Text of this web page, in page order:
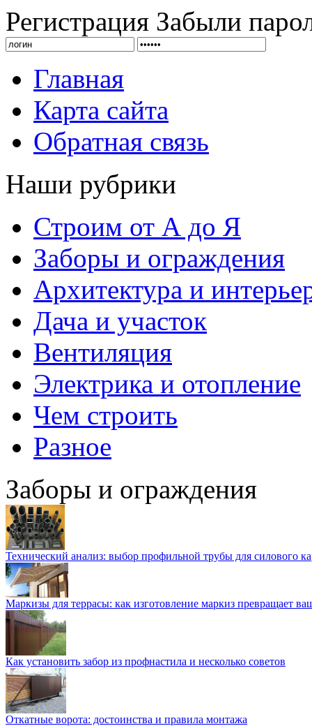
Регистрация Забыли
Главная
Карта сайта
Обратная связь
Наши рубрики
Строим от А до Я
Заборы и ограждения
Архитектура и
Дача и участок
Вентиляция
Электрика и отопление
Чем строить
Разное
Заборы и ограждения
Технический анализ: выбор профильной трубы для силового
Маркизы для террасы: как изготовление маркиз превращает
Как установить забор из профнастила и несколько советов
Откатные ворота: достоинства и правила монтажа